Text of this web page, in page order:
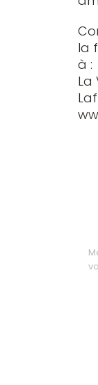
la
à :
La